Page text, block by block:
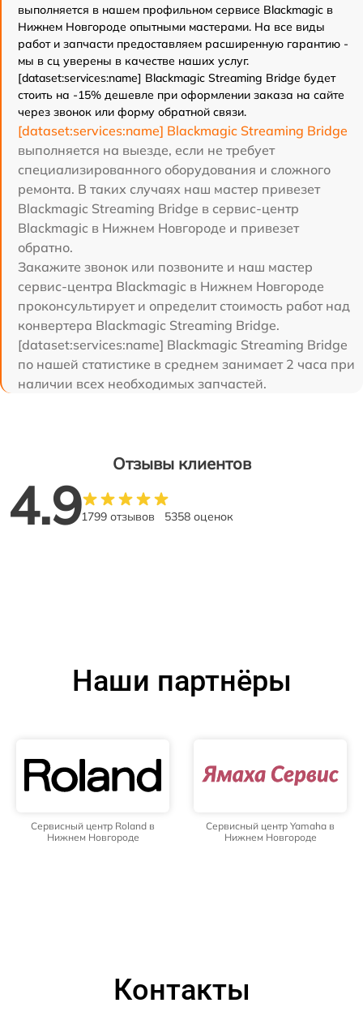
выполняется в нашем профильном сервисе Blackmagic в
Нижнем Новгороде опытными мастерами. На все виды
работ и запчасти предоставляем расширенную гарантию -
мы в сц уверены в качестве наших услуг.
[dataset:services:name] Blackmagic Streaming Bridge будет
стоить на -15% дешевле при оформлении заказа на сайте
через звонок или форму обратной связи.
[dataset:services:name] Blackmagic Streaming Bridge
выполняется на выезде, если не требует
специализированного оборудования и сложного
ремонта. В таких случаях наш мастер привезет
Blackmagic Streaming Bridge в сервис-центр
Blackmagic в Нижнем Новгороде и привезет
обратно.
Закажите звонок или позвоните и наш мастер
сервис-центра Blackmagic в Нижнем Новгороде
проконсультирует и определит стоимость работ над
конвертера Blackmagic Streaming Bridge.
[dataset:services:name] Blackmagic Streaming Bridge
по нашей статистике в среднем занимает 2 часа при
наличии всех необходимых запчастей.
Отзывы клиентов
4.91799 отзывов 5358 оценок
Наши партнёры
Сервисный центр Roland в
Нижнем Новгороде
Сервисный центр Yamaha в
Нижнем Новгороде
Контакты